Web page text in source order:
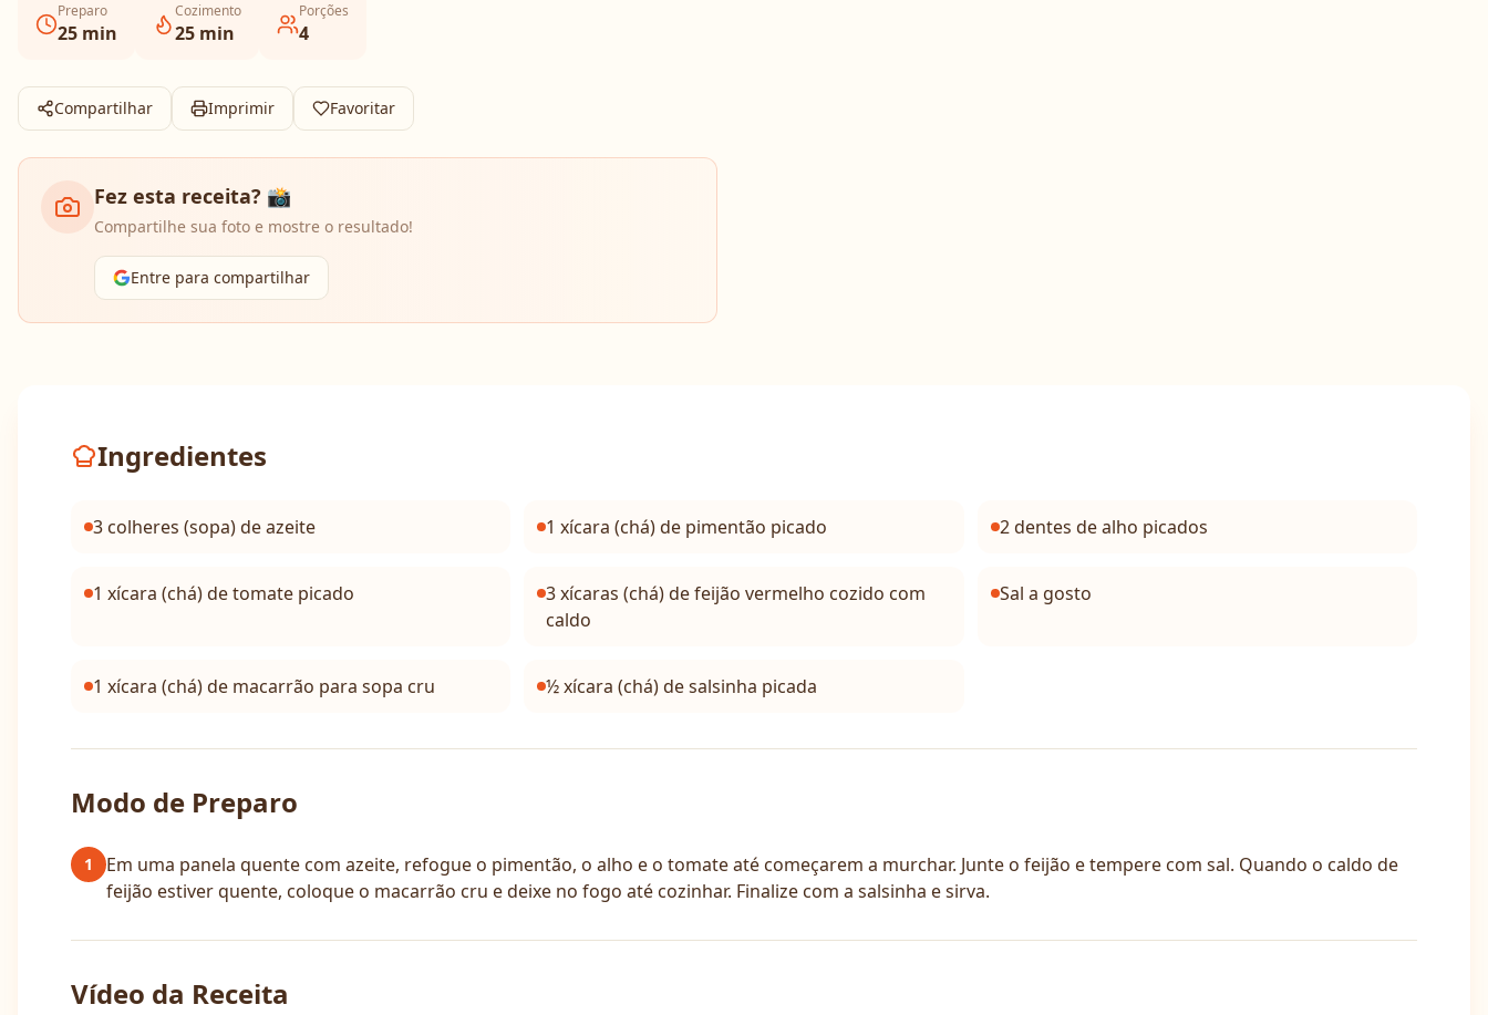
Preparo
25 min
Cozimento
25 min
Porções
4
Compartilhar Imprimir Favoritar
Fez esta receita? 📸
Compartilhe sua foto e mostre o resultado!
Entre para compartilhar
Ingredientes
3 colheres (sopa) de azeite 1 xícara (chá) de pimentão picado 2 dentes de alho picados
1 xícara (chá) de tomate picado
3 xícaras (chá) de feijão vermelho cozido com
caldo
Sal a gosto
1 xícara (chá) de macarrão para sopa cru ½ xícara (chá) de salsinha picada
Modo de Preparo
1
Em uma panela quente com azeite, refogue o pimentão, o alho e o tomate até começarem a murchar. Junte o feijão e tempere com sal. Quando o caldo de
feijão estiver quente, coloque o macarrão cru e deixe no fogo até cozinhar. Finalize com a salsinha e sirva.
Vídeo da Receita